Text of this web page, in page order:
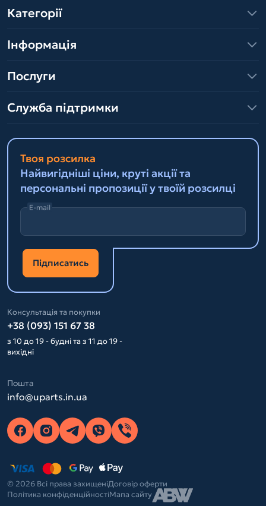
Категорії
Інформація
Послуги
Служба підтримки
Твоя розсилка
Найвигідніші ціни, круті акції та
персональні пропозиції у твоїй розсилці
E-mail
Підписатись
Консультація та покупки
+38 (093) 151 67 38
з 10 до 19 - будні та з 11 до 19 -
вихідні
Пошта
info@uparts.in.ua
© 2026 Всі права захищеніДоговір оферти
Політика конфіденційностіМапа сайту